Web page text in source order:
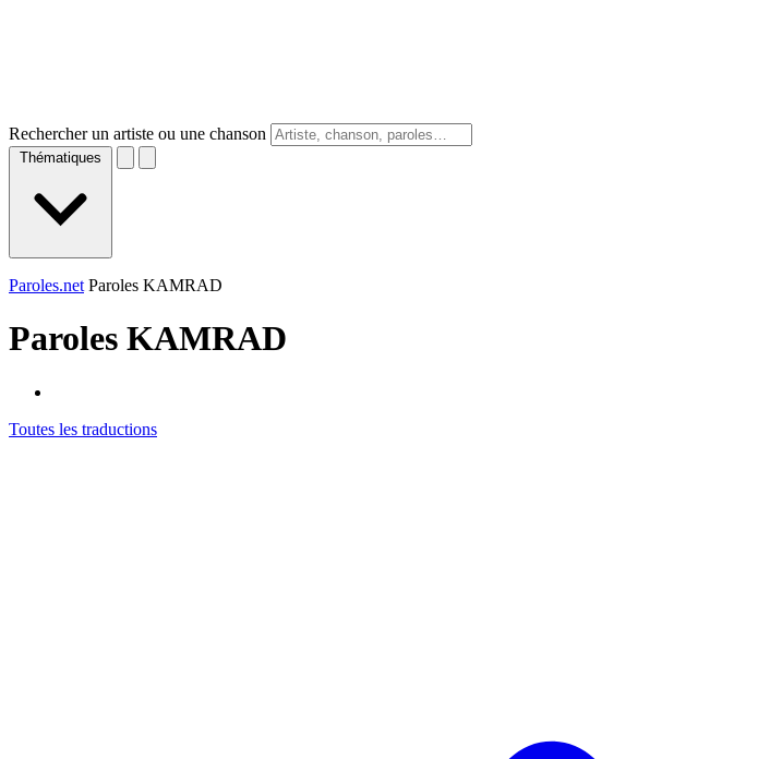
Rechercher un artiste ou une chanson
Thématiques
Paroles.net Paroles KAMRAD
Paroles KAMRAD
Toutes les traductions